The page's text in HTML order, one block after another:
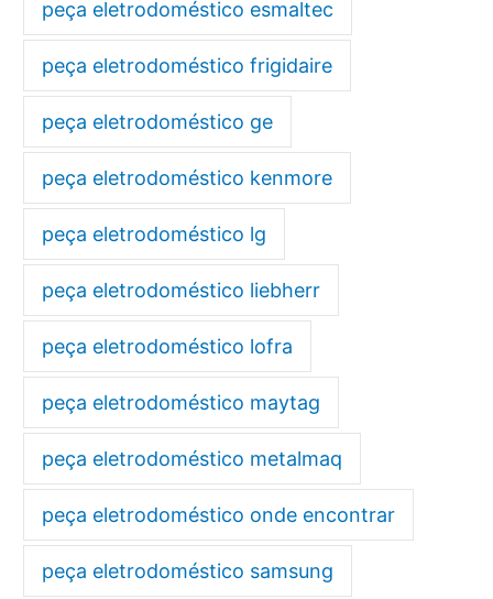
peça eletrodoméstico esmaltec
peça eletrodoméstico frigidaire
peça eletrodoméstico ge
peça eletrodoméstico kenmore
peça eletrodoméstico lg
peça eletrodoméstico liebherr
peça eletrodoméstico lofra
peça eletrodoméstico maytag
peça eletrodoméstico metalmaq
peça eletrodoméstico onde encontrar
peça eletrodoméstico samsung